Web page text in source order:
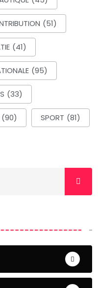
(51)
(41)
(95)
(33)
(90) SPORT (81)